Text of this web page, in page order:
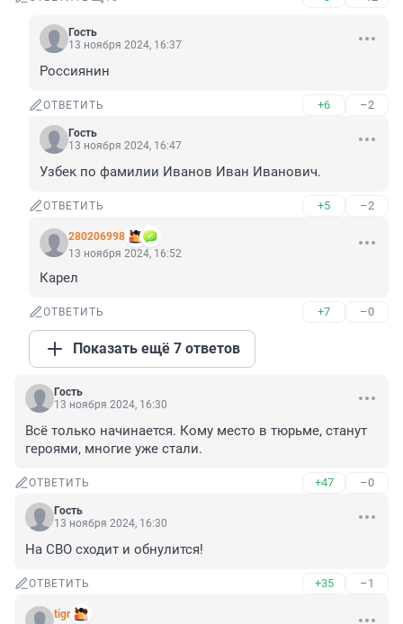
Гость
13 ноября 2024, 16:37
Россиянин
ОТВЕТИТЬ +6 –2
Гость
13 ноября 2024, 16:47
Узбек по фамилии Иванов Иван Иванович.
ОТВЕТИТЬ +5 –2
280206998
13 ноября 2024, 16:52
Карел
ОТВЕТИТЬ +7 –0
Показать ещё 7 ответов
Гость
13 ноября 2024, 16:30
Всё только начинается. Кому место в тюрьме, станут
героями, многие уже стали.
ОТВЕТИТЬ +47 –0
Гость
13 ноября 2024, 16:30
На СВО сходит и обнулится!
ОТВЕТИТЬ +35 –1
tigr